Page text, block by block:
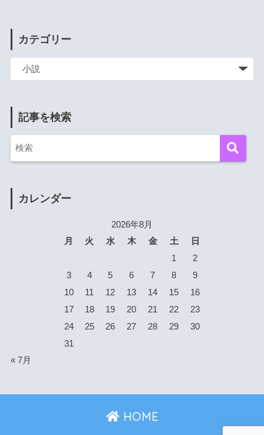
カテゴリー
記事を検索
カレンダー
2026年8月
月
火 水 木 金 土
日
1
2
3
4 5 6 7 8
9
10
11 12 13 14 15
16
17
18 19 20 21 22
23
24
25 26 27 28 29
30
31
« 7月
HOME